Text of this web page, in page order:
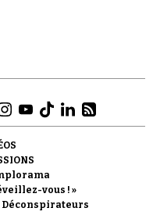
vous ! »
Déconspirateurs